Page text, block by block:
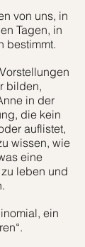
von uns, in
Tagen, in
bestimmt.
bilden,
in der
die kein
auflistet,
wissen, wie
eine
leben und
ein